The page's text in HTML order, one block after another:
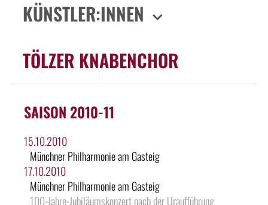
KÜNSTLER:INNEN
TÖLZER KNABENCHOR
SAISON 2010-11
15.10.2010
Münchner Philharmonie am Gasteig
17.10.2010
Münchner Philharmonie am Gasteig
100-Jahre-Jubiläumskonzert nach der Uraufführung